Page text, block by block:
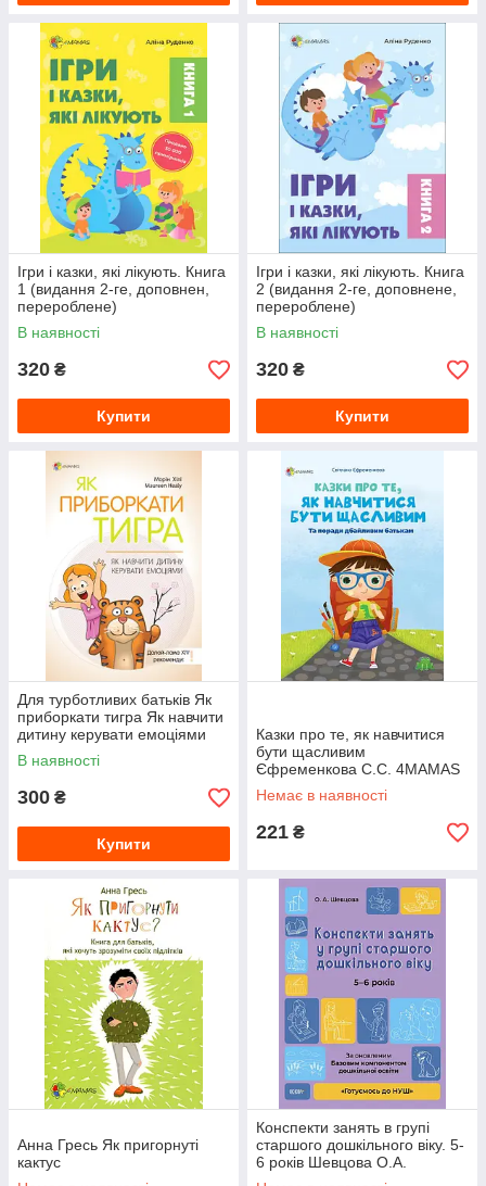
Ігри і казки, які лікують. Книга
1 (видання 2-ге, доповнен,
перероблене)
В наявності
320 ₴
Купити
Ігри і казки, які лікують. Книга
2 (видання 2-ге, доповнене,
перероблене)
В наявності
320 ₴
Купити
Для турботливих батьків Як
приборкати тигра Як навчити
дитину керувати емоціями
В наявності
300 ₴
Купити
Казки про те, як навчитися
бути щасливим
Єфременкова С.С. 4MAMAS
Немає в наявності
221 ₴
Анна Гресь Як пригорнуті
кактус
Конспекти занять в групі
старшого дошкільного віку. 5-
6 років Шевцова О.А.